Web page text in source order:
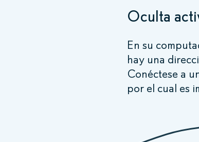
Oculta
En su
hay una
Conéctese a
por el cual es